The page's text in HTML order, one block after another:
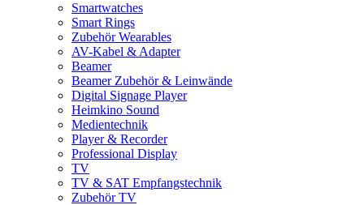
Smartwatches
Smart Rings
Zubehör Wearables
AV-Kabel & Adapter
Beamer
Beamer Zubehör & Leinwände
Digital Signage Player
Heimkino Sound
Medientechnik
Player & Recorder
Professional Display
TV
TV & SAT Empfangstechnik
Zubehör TV